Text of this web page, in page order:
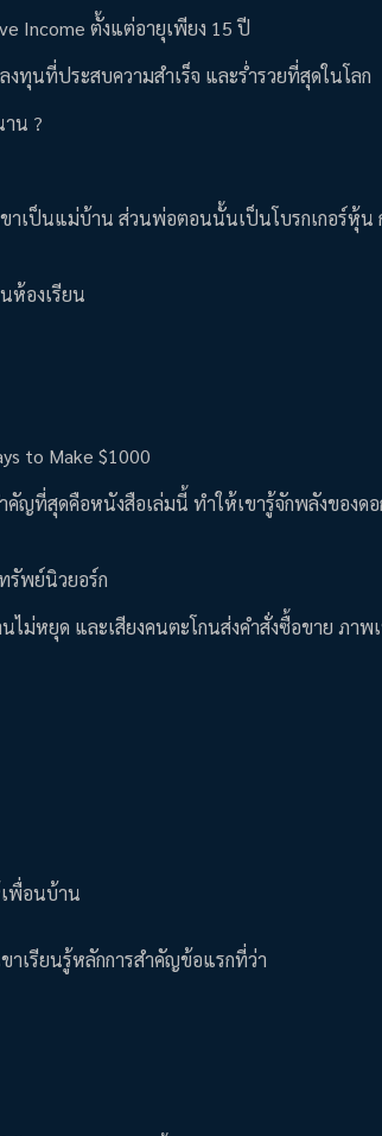
Income ตั้งแต่อายุเพียง 15 ปี
ทุนที่ประสบความสำเร็จ และร่ำรวยที่สุดในโลก
น ?
าเป็นแม่บ้าน ส่วนพ่อตอนนั้นเป็นโบรกเกอร์หุ้น
ห้องเรียน
to Make $1000
ญที่สุดคือหนังสือเล่มนี้ ทำให้เขารู้จักพลังของด
รัพย์นิวยอร์ก
ม่หยุด และเสียงคนตะโกนส่งคำสั่งซื้อขาย ภาพ
เพื่อนบ้าน
าเรียนรู้หลักการสำคัญข้อแรกที่ว่า